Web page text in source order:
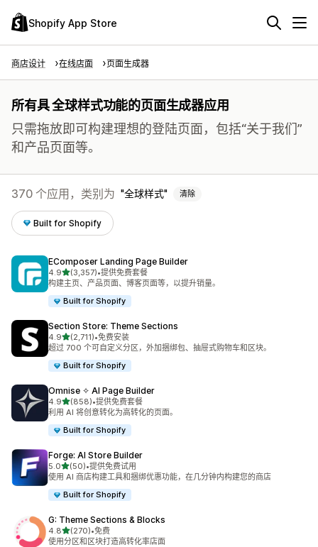
Shopify App Store
商店设计 在线店面 页面生成器
所有具 全球样式功能的页面生成器应用
只需拖放即可构建理想的登陆页面，包括“关于我们”
和产品页面等。
370 个应用，类别为 全球样式 清除
Built for Shopify
EComposer Landing Page Builder
4.9星（满分 5 星）
(3,357)
总共 3357 条评论
•提供免费套餐
构建主页、产品页面、博客页面等，以提升销量。
Built for Shopify
Section Store: Theme Sections
4.9星（满分 5 星）
(2,711)
总共 2711 条评论
•免费安装
超过 700 个可自定义分区，外加捆绑包、抽屉式购物车和区块。
Built for Shopify
Omnise ✧ AI Page Builder
4.9星（满分 5 星）
(858)
总共 858 条评论
•提供免费套餐
利用 AI 将创意转化为高转化的页面。
Built for Shopify
Forge: AI Store Builder
5.0星（满分 5 星）
(50)
总共 50 条评论
•提供免费试用
使用 AI 商店构建工具和捆绑优惠功能，在几分钟内构建您的商店
Built for Shopify
G: Theme Sections & Blocks
4.8星（满分 5 星）
(270)
总共 270 条评论
•免费
使用分区和区块打造高转化率店面